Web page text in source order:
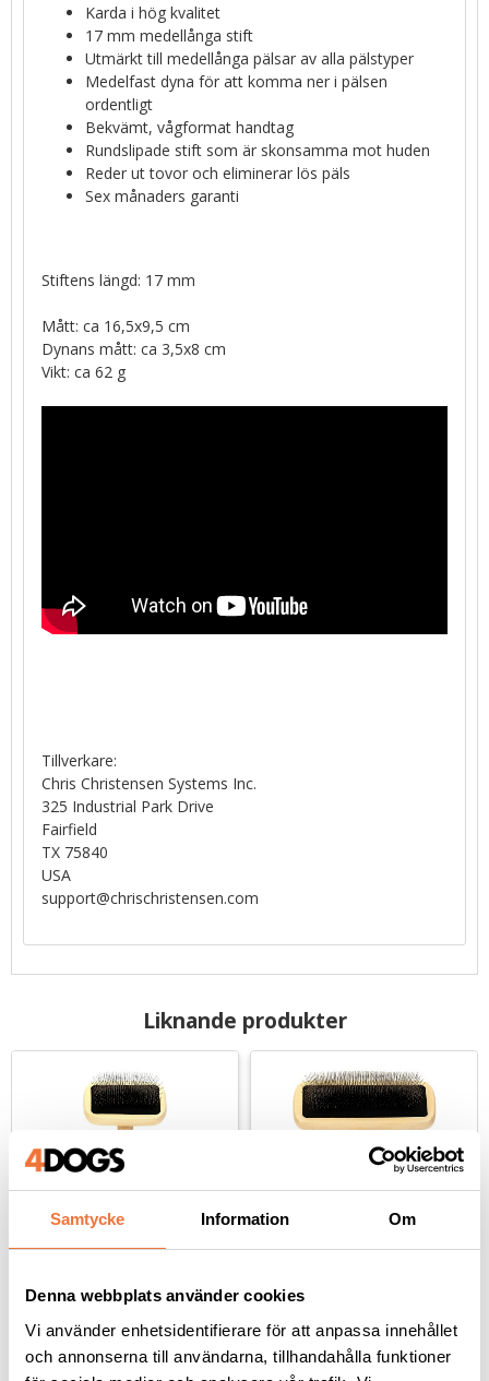
Samtycke Information Om
Denna webbplats använder cookies
Vi använder enhetsidentifierare för att anpassa innehållet
och annonserna till användarna, tillhandahålla funktioner
Karda i hög kvalitet
17 mm medellånga stift
Utmärkt till medellånga pälsar av alla pälstyper
Medelfast dyna för att komma ner i pälsen
ordentligt
Bekvämt, vågformat handtag
Rundslipade stift som är skonsamma mot huden
Reder ut tovor och eliminerar lös päls
Sex månaders garanti
Stiftens längd: 17 mm
Mått: ca 16,5x9,5 cm
Dynans mått: ca 3,5x8 cm
Vikt: ca 62 g
Tillverkare:
Chris Christensen Systems Inc.
325 Industrial Park Drive
Fairfield
TX 75840
USA
support@chrischristensen.com
Liknande produkter
Chris Christensen
Kärben I hundkarda - x-
small
För tovutredning och eliminering av lös päls
Chris Christensen
Kärben III hundkarda -
medium
För tovutredning och eliminering av lös päls